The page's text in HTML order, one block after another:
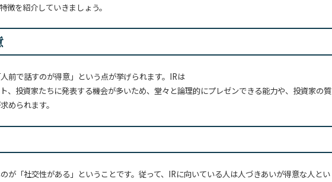
徴を紹介していきましょう。
前で話すのが得意」という点が挙げられます。IRは
、投資家たちに発表する機会が多いため、堂々と論理的にプレゼンできる能力や、投資家の質
められます。
が「社交性がある」ということです。従って、IRに向いている人は人づきあいが得意な人とい